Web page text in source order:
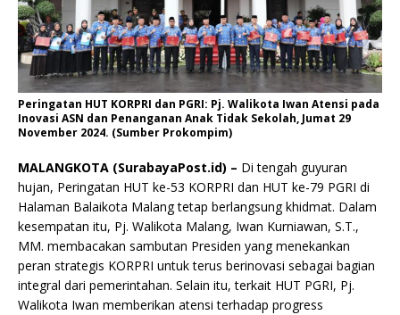
Peringatan HUT KORPRI dan PGRI: Pj. Walikota Iwan Atensi pada
Inovasi ASN dan Penanganan Anak Tidak Sekolah, Jumat 29
November 2024. (Sumber Prokompim)
MALANGKOTA (SurabayaPost.id) – Di tengah guyuran
hujan, Peringatan HUT ke-53 KORPRI dan HUT ke-79 PGRI di
Halaman Balaikota Malang tetap berlangsung khidmat. Dalam
kesempatan itu, Pj. Walikota Malang, Iwan Kurniawan, S.T.,
MM. membacakan sambutan Presiden yang menekankan
peran strategis KORPRI untuk terus berinovasi sebagai bagian
integral dari pemerintahan. Selain itu, terkait HUT PGRI, Pj.
Walikota Iwan memberikan atensi terhadap progress